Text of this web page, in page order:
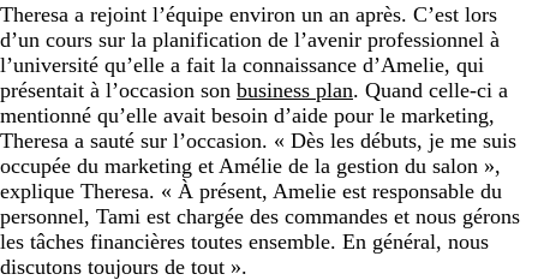
Theresa a rejoint l’équipe environ un an après. C’est lors
d’un cours sur la planification de l’avenir professionnel à
l’université qu’elle a fait la connaissance d’Amelie, qui
présentait à l’occasion son business plan. Quand celle-ci a
mentionné qu’elle avait besoin d’aide pour le marketing,
Theresa a sauté sur l’occasion. « Dès les débuts, je me suis
occupée du marketing et Amélie de la gestion du salon »,
explique Theresa. « À présent, Amelie est responsable du
personnel, Tami est chargée des commandes et nous gérons
les tâches financières toutes ensemble. En général, nous
discutons toujours de tout ».